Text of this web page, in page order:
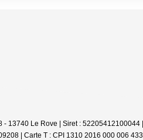
13740 Le Rove | Siret : 52205412100044
| Carte T : CPI 1310 2016 000 006